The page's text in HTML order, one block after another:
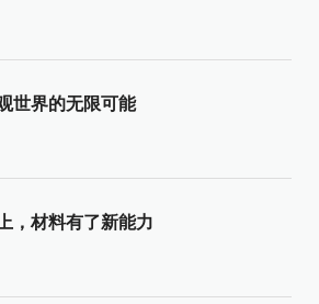
世界的无限可能
，材料有了新能力